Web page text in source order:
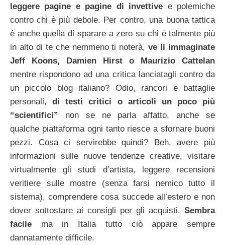
leggere pagine e pagine di invettive e polemiche
contro chi è più debole. Per contro, una buona tattica
è anche quella di sparare a zero su chi è talmente più
in alto di te che nemmeno ti noterà,ve li immaginate
Jeff Koons, Damien Hirst o Maurizio Cattelan
mentre rispondono ad una critica lanciatagli contro da
un piccolo blog italiano? Odio, rancori e battaglie
personali, di testi critici o articoli un poco più
“scientifici” non se ne parla affatto, anche se
qualche piattaforma ogni tanto riesce a sfornare buoni
pezzi. Cosa ci servirebbe quindi? Beh, avere più
informazioni sulle nuove tendenze creative, visitare
virtualmente gli studi d’artista, leggere recensioni
veritiere sulle mostre (senza farsi nemico tutto il
sistema), comprendere cosa succede all’estero e non
dover sottostare ai consigli per gli acquisti. Sembra
facile ma in Italia tutto ciò appare sempre
dannatamente difficile.